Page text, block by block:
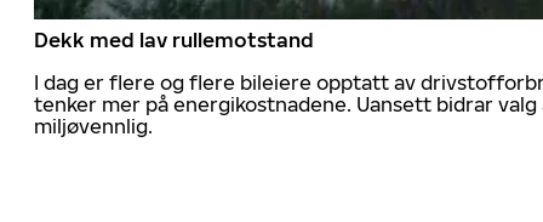
Dekk med lav rullemotstand
I dag er flere og flere bileiere opptatt av
tenker mer på energikostnadene. Uansett bidrar
miljøvennlig.